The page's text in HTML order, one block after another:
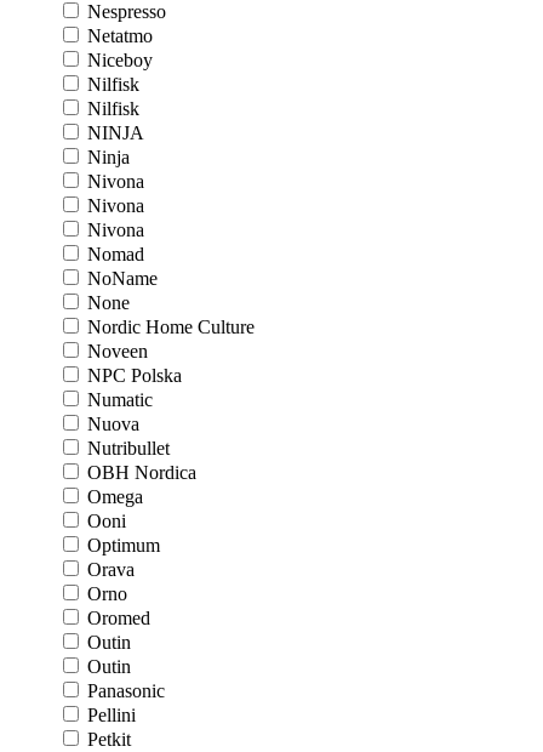
Nespresso
Netatmo
Niceboy
Nilfisk
Nilfisk
NINJA
Ninja
Nivona
Nivona
Nivona
Nomad
NoName
None
Nordic Home Culture
Noveen
NPC Polska
Numatic
Nuova
Nutribullet
OBH Nordica
Omega
Ooni
Optimum
Orava
Orno
Oromed
Outin
Outin
Panasonic
Pellini
Petkit